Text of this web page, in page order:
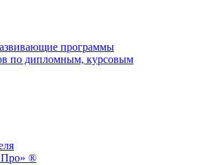
программы
по дипломным, курсовым
®